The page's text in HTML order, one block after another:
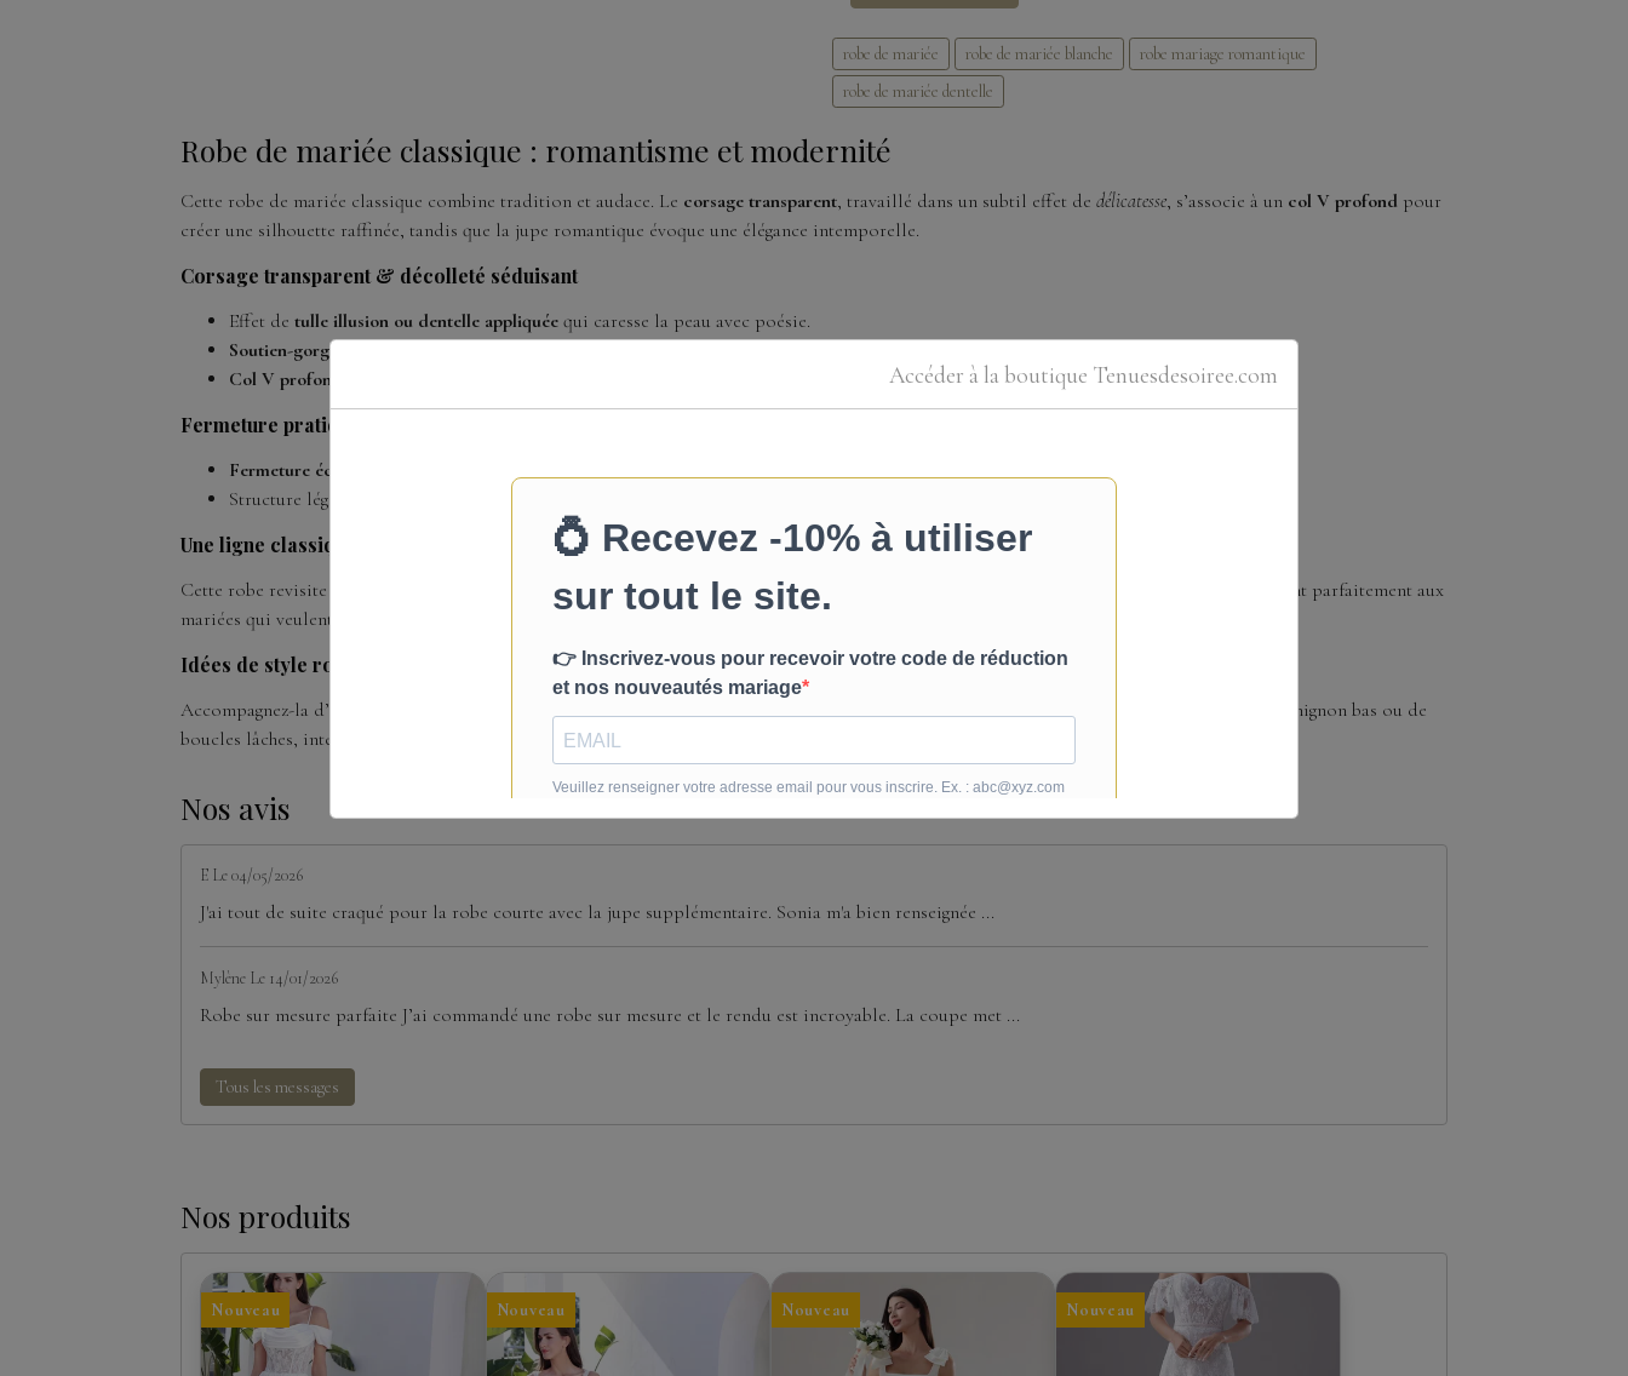
robe de mariée robe de mariée blanche
robe mariage romantique
robe de mariée dentelle
Robe de mariée classique : romantisme et modernité
Cette robe de mariée classique combine tradition et audace. Le corsage transparent, travaillé dans un subtil effet dedélicatesse, s’associe à un col V profond pour
créer une silhouette raffinée, tandis que la jupe romantique évoque une élégance intemporelle.
Corsage transparent & décolleté séduisant
Effet detulle illusion ou dentelle appliquée qui caresse la peau avec poésie.
Soutien-gorge intégré
Col V profond
subtilement travaillé pour mettre en valeur le buste avec grâce et féminité.
Fermeture pratique & maintien
Fermeture éclair dans le dos
Structure légère mais stable, pensée pour sublimer chaque mouvement avec confort.
Une ligne classique au charme intemporel
Cette robe revisite la coupe de bal classique avec modernité, sculptant doucement la silhouette pour un rendu empreint de grâce. Elle convient parfaitement aux
mariées qui veulent conjuguer romantisme et discrète audace.
Idées de style romantique
Accompagnez-la d’accessoires légers : un voile fin, des bijoux minimalistes ou des ballerines satinées. Une coiffure douce, qu’il s’agisse d’un chignon bas ou de
boucles lâches, intensifiera son allure rêveuse.
Nos avis
E Le 04/05/2026
J'ai tout de suite craqué pour la robe courte avec la jupe supplémentaire. Sonia m'a bien renseignée ...
Mylène Le 14/01/2026
Robe sur mesure parfaite J’ai commandé une robe sur mesure et le rendu est incroyable. La coupe met ...
Tous les messages
Nos produits
Nouveau Nouveau Nouveau Nouveau
Accéder à la boutique Tenuesdesoiree.com